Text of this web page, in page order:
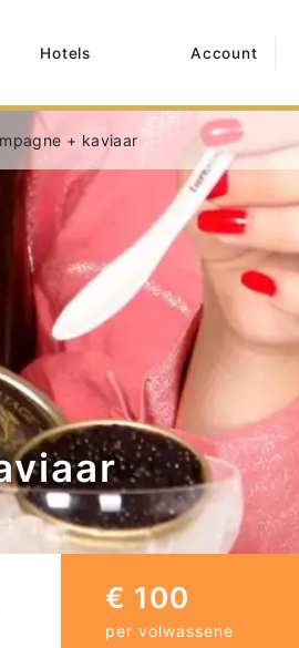
Hotels Account
+ kaviaar
€ 100
per volwassene